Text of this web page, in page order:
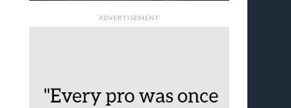
ADVERTISEMENT